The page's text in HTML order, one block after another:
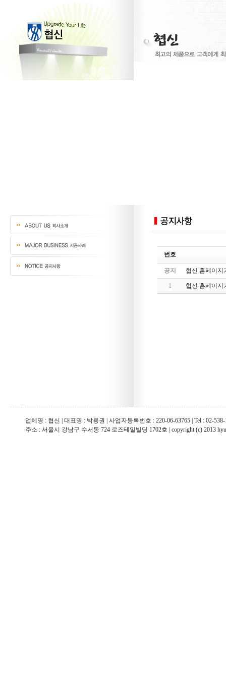
번호
공지 협신 홈페이지
1 협신 홈페이지
업체명 : 협신 | 대표명 : 박용권 | 사업자등록번호 : 220-06-63765 | Tel : 02-538-
주소 : 서울시 강남구 수서동 724 로즈테일빌딩 1702호 | copyright (c) 2013